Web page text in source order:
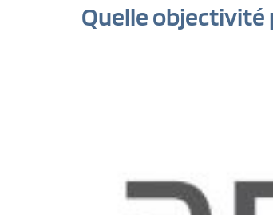
Quelle objectivité